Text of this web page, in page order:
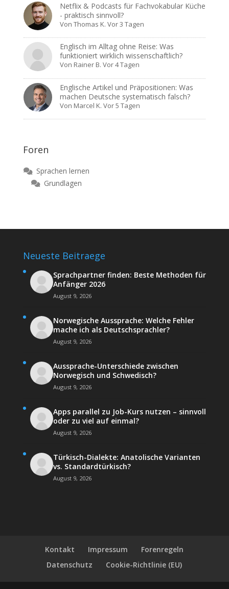
Netflix & Podcasts für Fachvokabular Küche
- praktisch sinnvoll?
VonThomas K. Vor 3 Tagen
Englisch im Alltag ohne Reise: Was
funktioniert wirklich wissenschaftlich?
Von Rainer B. Vor 4 Tagen
Englische Artikel und Präpositionen: Was
machen Deutsche systematisch falsch?
Von Marcel K. Vor 5 Tagen
Foren
Sprachen lernen
Grundlagen
Neueste Beitraege
Sprachpartner finden: Beste Methoden für
Anfänger 2026
August 9, 2026
Norwegische Aussprache: Welche Fehler
mache ich als Deutschsprachler?
August 9, 2026
Aussprache-Unterschiede zwischen
Norwegisch und Schwedisch?
August 9, 2026
Apps parallel zu Job-Kurs nutzen – sinnvoll
oder zu viel auf einmal?
August 9, 2026
Türkisch-Dialekte: Anatolische Varianten
vs. Standardtürkisch?
August 9, 2026
Kontakt Impressum
Forenregeln
Datenschutz
Cookie-Richtlinie (EU)